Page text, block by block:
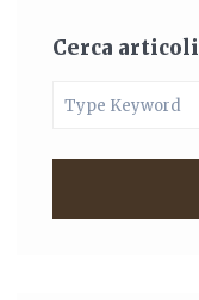
Cerca articoli